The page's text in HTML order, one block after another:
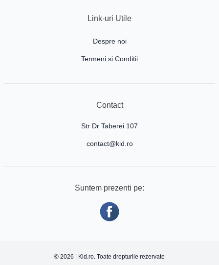
Link-uri Utile
Despre noi
Termeni si Conditii
Contact
Str Dr Taberei 107
contact@kid.ro
Suntem prezenti pe:
© 2026 | Kid.ro. Toate drepturile rezervate